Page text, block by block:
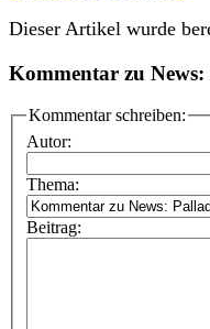
Dieser Artikel wurde
Kommentar zu
Kommentar schreiben:
Autor:
Thema:
Beitrag: